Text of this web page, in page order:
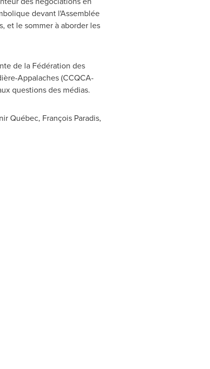
devant l'Assemblée
et le sommer à aborder les
de la Fédération des
Appalaches (CCQCA-
questions des médias.
Québec, François Paradis,